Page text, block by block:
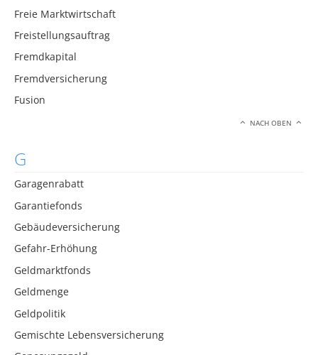
Freie Marktwirtschaft
Freistellungsauftrag
Fremdkapital
Fremdversicherung
Fusion
NACH OBEN
G
Garagenrabatt
Garantiefonds
Gebäudeversicherung
Gefahr-Erhöhung
Geldmarktfonds
Geldmenge
Geldpolitik
Gemischte Lebensversicherung